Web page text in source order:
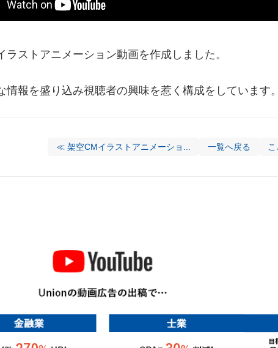
ラストアニメーション動画を作成しました。
情報を盛り込み視聴者の興味を惹く構成をしています
≪ 架空CMイラストアニメーショ... 一覧へ戻る